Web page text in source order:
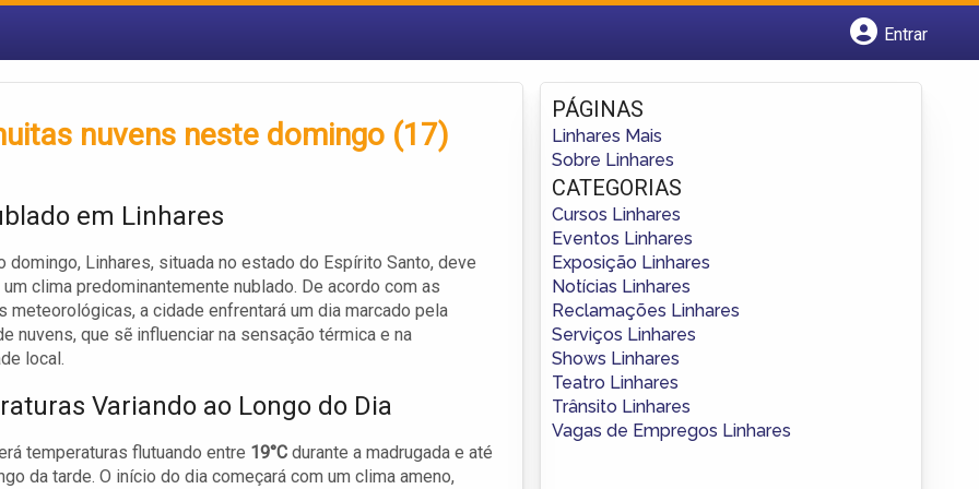
Entrar
Fazer login
Criar conta
nuvens neste domingo (17)
em Linhares
domingo, Linhares, situada no estado do Espírito Santo, deve
clima predominantemente nublado. De acordo com as
meteorológicas, a cidade enfrentará um dia marcado pela
nuvens, que sẽ influenciar na sensação térmica e na
local.
Variando ao Longo do Dia
temperaturas flutuando entre 19°C durante a madrugada e até
da tarde. O início do dia começará com um clima ameno,
PÁGINAS
Linhares Mais
Sobre Linhares
CATEGORIAS
Cursos Linhares
Eventos Linhares
Exposição Linhares
Notícias Linhares
Reclamações Linhares
Serviços Linhares
Shows Linhares
Teatro Linhares
Trânsito Linhares
Vagas de Empregos Linhares